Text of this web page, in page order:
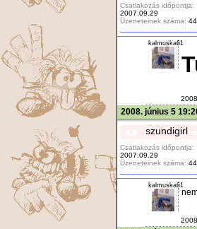
Csatlakozás időpontja:
2007.09.29
Üzeneteinek száma:
kalmuska61
2008. június 5
szundigirl
Csatlakozás időpontja:
2007.09.29
Üzeneteinek száma:
kalmuska61